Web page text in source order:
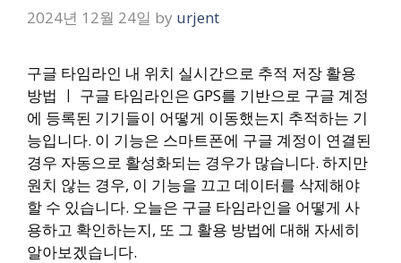
2024년 12월 24일 by urjent
구글 타임라인 내 위치 실시간으로 추적 저장 활용
방법 ㅣ 구글 타임라인은 GPS를 기반으로 구글 계정
에 등록된 기기들이 어떻게 이동했는지 추적하는 기
능입니다. 이 기능은 스마트폰에 구글 계정이 연결된
경우 자동으로 활성화되는 경우가 많습니다. 하지만
원치 않는 경우, 이 기능을 끄고 데이터를 삭제해야
할 수 있습니다. 오늘은 구글 타임라인을 어떻게 사
용하고 확인하는지, 또 그 활용 방법에 대해 자세히
알아보겠습니다.